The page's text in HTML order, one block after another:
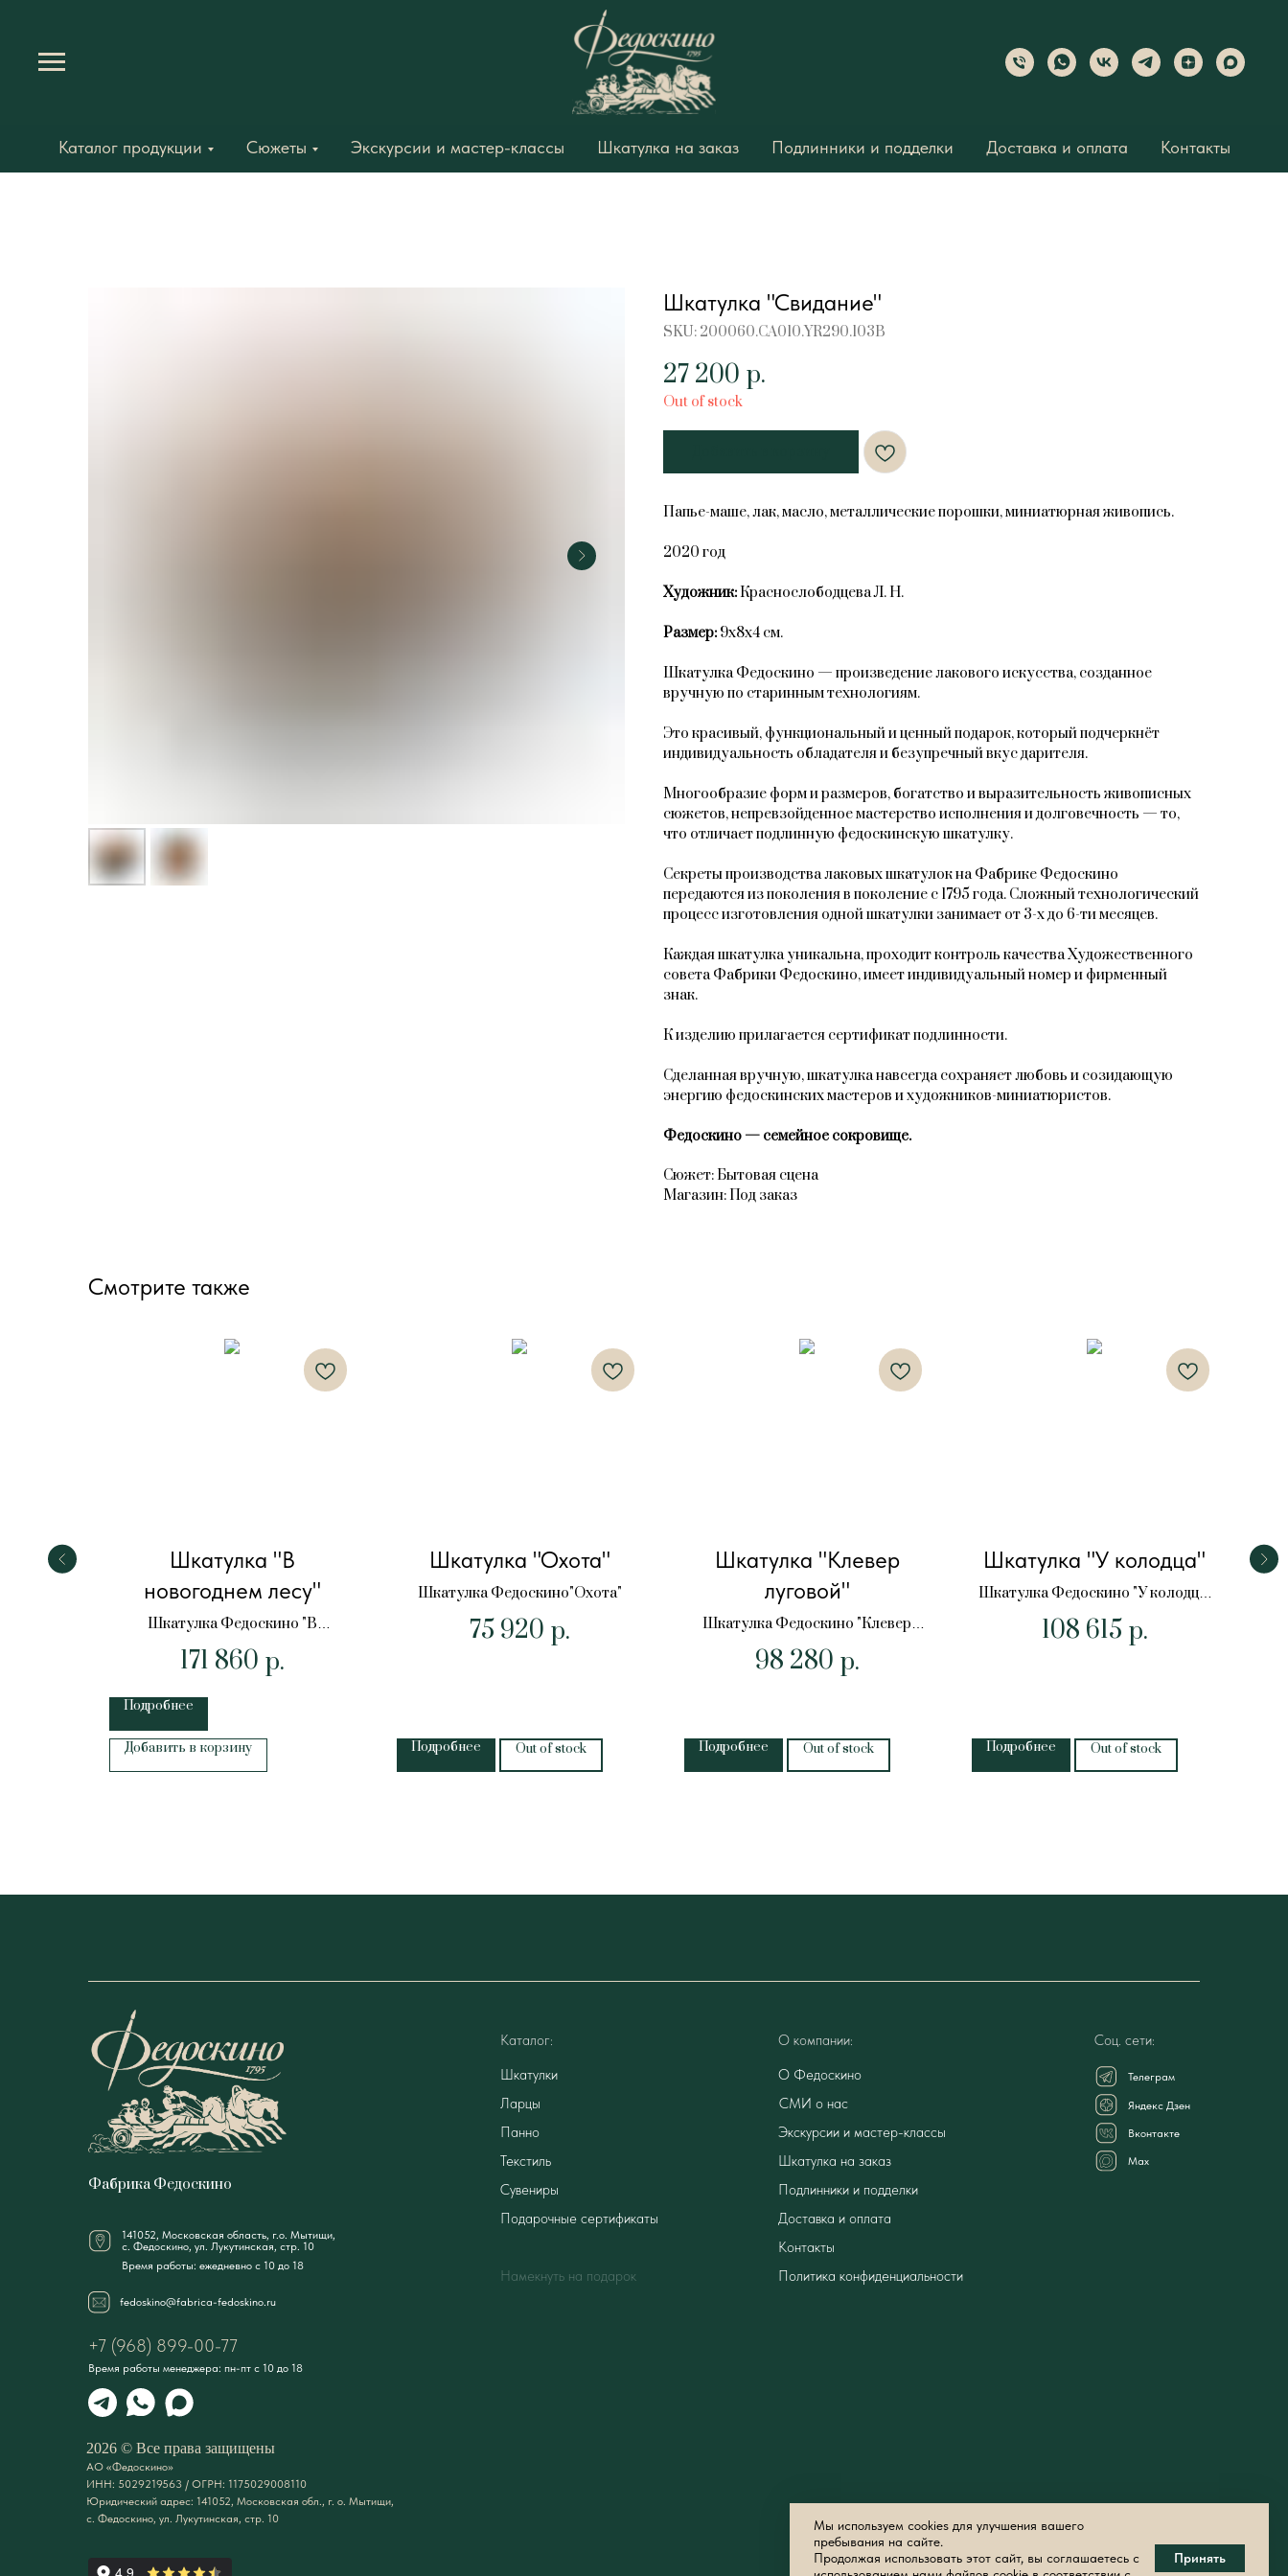
Каталог продукции Сюжеты Экскурсии и мастер-классы Шкатулка на заказ Подлинники и подделки Доставка и оплата Контакты
Шкатулка "Свидание"
SKU: 200060.CA010.YR290.103B
27 200 р.
Out of stock
Папье-маше, лак, масло, металлические порошки, миниатюрная живопись.
2020 год
Художник:Краснослободцева Л. Н.
Размер: 9х8х4 см.
Шкатулка Федоскино — произведение лакового искусства, созданное
вручную по старинным технологиям.
Это красивый, функциональный и ценный подарок, который подчеркнёт
индивидуальность обладателя и безупречный вкус дарителя.
Многообразие форм и размеров, богатство и выразительность живописных
сюжетов, непревзойденное мастерство исполнения и долговечность — то,
что отличает подлинную федоскинскую шкатулку.
Секреты производства лаковых шкатулок на Фабрике Федоскино
передаются из поколения в поколение с 1795 года. Сложный технологический
процесс изготовления одной шкатулки занимает от 3-х до 6-ти месяцев.
Каждая шкатулка уникальна, проходит контроль качества Художественного
совета Фабрики Федоскино, имеет индивидуальный номер и фирменный
знак.
К изделию прилагается сертификат подлинности.
Сделанная вручную, шкатулка навсегда сохраняет любовь и созидающую
энергию федоскинских мастеров и художников-миниатюристов.
Федоскино — семейное сокровище.
Сюжет: Бытовая сцена
Магазин: Под заказ
Смотрите также
Шкатулка "В
новогоднем лесу"
Шкатулка Федоскино "В
новогоднем лесу"
171 860 р.
Подробнее
Добавить в корзину
Шкатулка "Охота"
Шкатулка Федоскино"Охота"
75 920 р.
Подробнее Out of stock
Шкатулка "Клевер
луговой"
Шкатулка Федоскино "Клевер
луговой"
98 280 р.
Подробнее Out of stock
Шкатулка "У колодца"
Шкатулка Федоскино "У колодца"
21х14х7 см.
108 615 р.
Подробнее Out of stock
141052, Московская область, г.о. Мытищи,
с. Федоскино, ул. Лукутинская, стр. 10
Фабрика Федоскино
+7 (968) 899-00-77
АО «Федоскино»
ИНН: 5029219563 / ОГРН: 1175029008110
Юридический адрес: 141052, Московская обл., г. о. Мытищи,
с. Федоскино, ул. Лукутинская, стр. 10
2026 © Все права защищены
Время работы: ежедневно с 10 до 18
Время работы менеджера: пн-пт с 10 до 18
Каталог:
Вконтакте
Мах
Телеграм
Яндекс Дзен
Шкатулки
Ларцы
Панно
Текстиль
Сувениры
Подарочные сертификаты
Намекнуть на подарок
О компании:
О Федоскино
Контакты
Экскурсии и мастер-классы
Подлинники и подделки
Доставка и оплата
Соц. сети:
fedoskino@fabrica-fedoskino.ru
Шкатулка на заказ
Политика конфиденциальности
СМИ о нас
Мы используем cookies для улучшения вашего
пребывания на сайте.
Продолжая использовать этот сайт, вы соглашаетесь с
Принять